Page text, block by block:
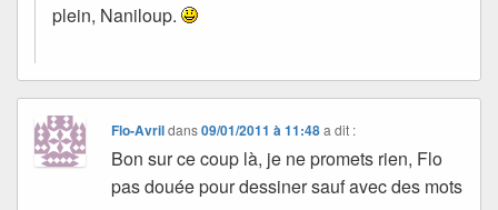
plein, Naniloup.
Flo-Avrildans09/01/2011 à 11:48 a dit :
Bon sur ce coup là, je ne promets rien, Flo
pas douée pour dessiner sauf avec des mots